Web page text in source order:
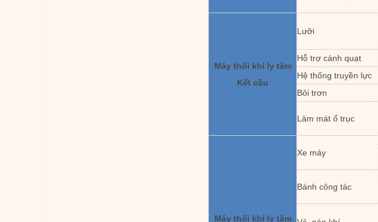
Máy thổi khí ly tâm
Kết cấu
Lưỡi
Hỗ trợ cánh quạt
Hệ thống truyền lực
Bôi trơn
Làm mát ổ trục
Máy thổi khí ly tâm
Xe máy
Bánh công tác